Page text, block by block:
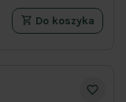
Do koszyka